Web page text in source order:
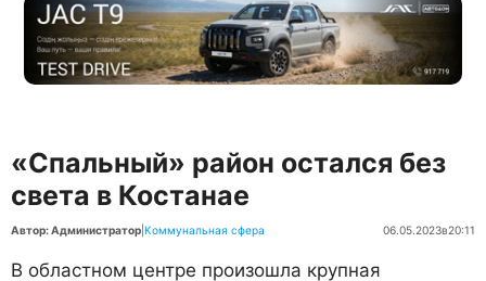
«Спальный» район остался без
света в Костанае
Автор: Администратор Коммунальная сфера 06.05.2023в20:11
В областном центре произошла крупная